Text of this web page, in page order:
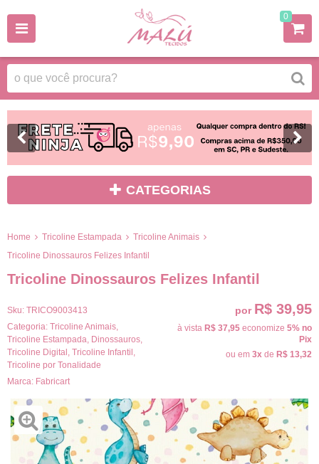
0
CATEGORIAS
Home Tricoline Estampada
Tricoline Animais
Tricoline Dinossauros Felizes Infantil
Tricoline Dinossauros Felizes Infantil
Sku: TRICO9003413
Categoria: Tricoline Animais
Tricoline Estampada Dinossauros
Tricoline Digital Tricoline Infantil
Tricoline por Tonalidade
Marca: Fabricart
por R$ 39,95
à vista R$ 37,95 economize 5% no
Pix
ou em 3x de R$ 13,32